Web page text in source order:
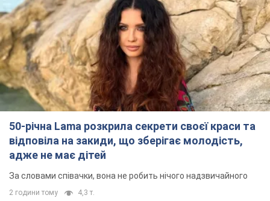
50-річна Lama розкрила секрети своєї краси та
відповіла на закиди, що зберігає молодість,
адже не має дітей
За словами співачки, вона не робить нічого надзвичайного
2 години тому 4,3 т.